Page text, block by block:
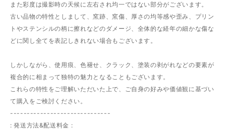
また彩度は撮影時の天候に左右され均一ではない部分がございます。
古い品物の特性としまして、窯跡、窯傷、厚さの均等感や歪み、プリン
トやステンシルの柄に擦れなどのダメージ、全体的な経年の細かな傷な
どに関し全てを表記しきれない場合もございます。
しかしながら、使用痕、色褪せ、クラック、塗装の剥がれなどの要素が
複合的に相まって独特の魅力となることもございます。
これらの特性をご理解いただいた上で、ご自身の好みや価値観に基づい
て購入をご検討ください。
------------------------------
: 発送方法&配送料金 :